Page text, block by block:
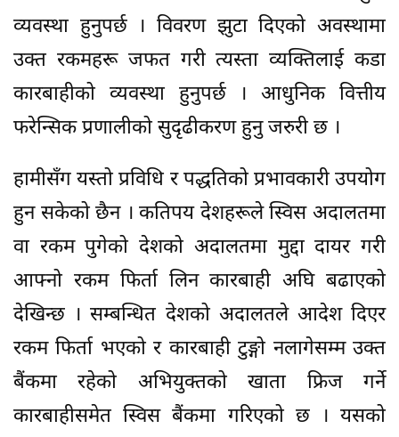
व्यवस्था हुनुपर्छ । विवरण झुटा दिएको अवस्थामा
उक्त रकमहरू जफत गरी त्यस्ता व्यक्तिलाई कडा
कारबाहीको व्यवस्था हुनुपर्छ । आधुनिक वित्तीय
फरेन्सिक प्रणालीको सुदृढीकरण हुनु जरुरी छ ।
हामीसँग यस्तो प्रविधि र पद्धतिको प्रभावकारी उपयोग
हुन सकेको छैन । कतिपय देशहरूले स्विस अदालतमा
वा रकम पुगेको देशको अदालतमा मुद्दा दायर गरी
आफ्नो रकम फिर्ता लिन कारबाही अघि बढाएको
देखिन्छ । सम्बन्धित देशको अदालतले आदेश दिएर
रकम फिर्ता भएको र कारबाही टुङ्गो नलागेसम्म उक्त
बैंकमा रहेको अभियुक्तको खाता फ्रिज गर्ने
कारबाहीसमेत स्विस बैंकमा गरिएको छ । यसको